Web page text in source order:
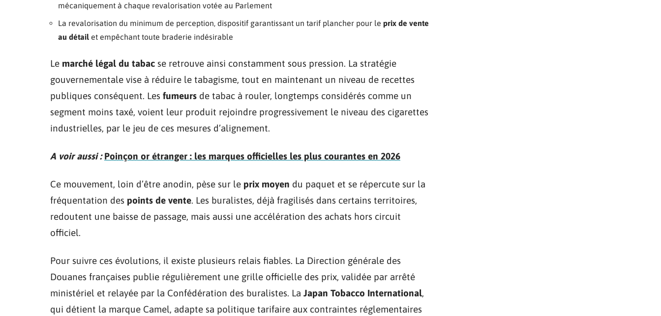
mécaniquement à chaque revalorisation votée au Parlement
La revalorisation du minimum de perception, dispositif garantissant un tarif plancher pour le prix de vente
au détail et empêchant toute braderie indésirable
Le marché légal du tabac se retrouve ainsi constamment sous pression. La stratégie
gouvernementale vise à réduire le tabagisme, tout en maintenant un niveau de recettes
publiques conséquent. Les fumeurs de tabac à rouler, longtemps considérés comme un
segment moins taxé, voient leur produit rejoindre progressivement le niveau des cigarettes
industrielles, par le jeu de ces mesures d’alignement.
A voir aussi : Poinçon or étranger : les marques officielles les plus courantes en 2026
Ce mouvement, loin d’être anodin, pèse sur le prix moyen du paquet et se répercute sur la
fréquentation des points de vente. Les buralistes, déjà fragilisés dans certains territoires,
redoutent une baisse de passage, mais aussi une accélération des achats hors circuit
officiel.
Pour suivre ces évolutions, il existe plusieurs relais fiables. La Direction générale des
Douanes françaises publie régulièrement une grille officielle des prix, validée par arrêté
ministériel et relayée par la Confédération des buralistes. La Japan Tobacco International,
qui détient la marque Camel, adapte sa politique tarifaire aux contraintes réglementaires